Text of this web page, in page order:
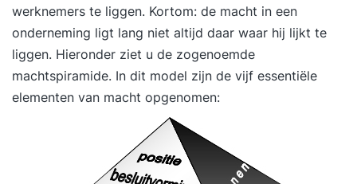
werknemers te liggen. Kortom: de macht in een
onderneming ligt lang niet altijd daar waar hij lijkt te
liggen. Hieronder ziet u de zogenoemde
machtspiramide. In dit model zijn de vijf essentiële
elementen van macht opgenomen: